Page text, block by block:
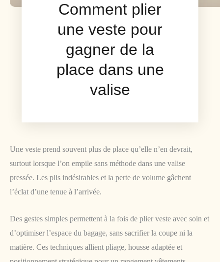
Comment plier
une veste pour
gagner de la
place dans une
valise
Une veste prend souvent plus de place qu’elle n’en devrait,
surtout lorsque l’on empile sans méthode dans une valise
pressée. Les plis indésirables et la perte de volume gâchent
l’éclat d’une tenue à l’arrivée.
Des gestes simples permettent à la fois de plier veste avec soin et
d’optimiser l’espace du bagage, sans sacrifier la coupe ni la
matière. Ces techniques allient pliage, housse adaptée et